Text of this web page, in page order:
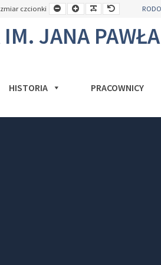
czcionki
Mniejsza
czcionka
Większa
czcionka
Czytelna
czcionka
Domyślny
rozmiar
RODO
JANA
HISTORIA PRACOWNICY